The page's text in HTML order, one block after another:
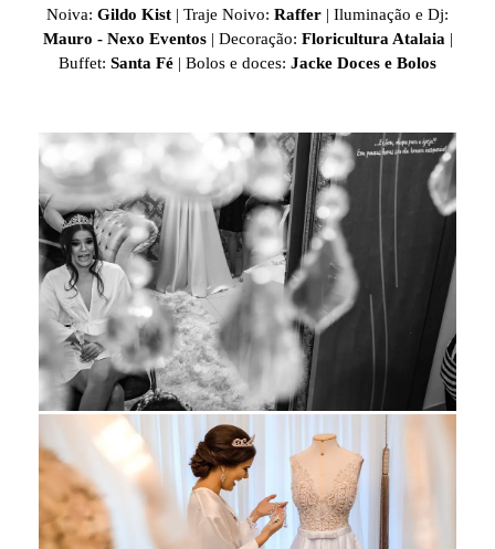
Noiva: Gildo Kist | Traje Noivo: Raffer | Iluminação e Dj:
Mauro - Nexo Eventos| Decoração: Floricultura Atalaia |
Buffet: Santa Fé | Bolos e doces: Jacke Doces e Bolos